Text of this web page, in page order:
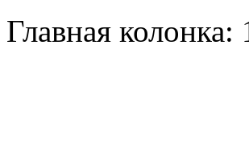
Главная колонка: